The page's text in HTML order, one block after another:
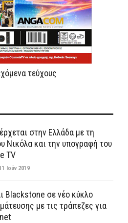
τεύχους
στην Ελλάδα με τη
Νικόλα και την υπογραφή του
TV
Ιούν 2019
Blackstone σε νέο κύκλο
με τις τράπεζες για